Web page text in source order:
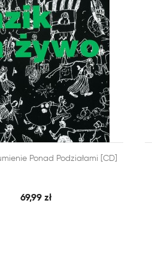
KOSZYKA SZYBKI PODGLĄD
Ponad Podziałami [CD]
69,99 zł